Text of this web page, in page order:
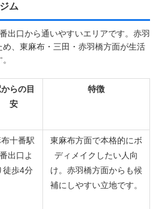
ム
出口から通いやすいエリアです。赤羽
、東麻布・三田・赤羽橋方面が生活
らの目
安
特徴
布十番駅
出口よ
徒歩4分
東麻布方面で本格的にボ
ディメイクしたい人向
け。赤羽橋方面からも候
補にしやすい立地です。